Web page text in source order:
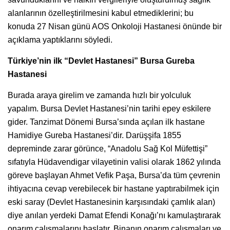
alanlarının özelleştirilmesini kabul etmediklerini; bu
konuda 27 Nisan günü AOS Onkoloji Hastanesi önünde bir
açıklama yaptıklarını söyledi.
Türkiye’nin ilk “Devlet Hastanesi” Bursa Gureba
Hastanesi
Burada araya girelim ve zamanda hızlı bir yolculuk
yapalım. Bursa Devlet Hastanesi’nin tarihi epey eskilere
gider. Tanzimat Dönemi Bursa’sında açılan ilk hastane
Hamidiye Gureba Hastanesi’dir. Darüşşifa 1855
depreminde zarar görünce, “Anadolu Sağ Kol Müfettişi”
sıfatıyla Hüdavendigar vilayetinin valisi olarak 1862 yılında
göreve başlayan Ahmet Vefik Paşa, Bursa’da tüm çevrenin
ihtiyacına cevap verebilecek bir hastane yaptırabilmek için
eski saray (Devlet Hastanesinin karşısındaki çamlık alan)
diye anılan yerdeki Damat Efendi Konağı’nı kamulaştırarak